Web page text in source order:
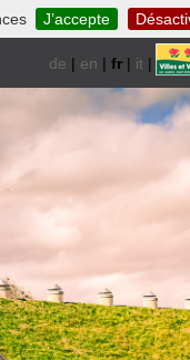
J’accepte
de | en | fr | it |nl